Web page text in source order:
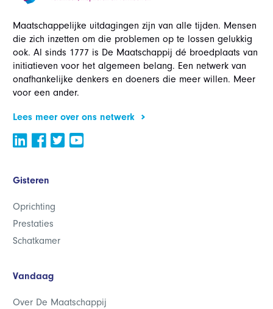
Maatschappelijke uitdagingen zijn van alle tijden. Mensen
die zich inzetten om die problemen op te lossen gelukkig
ook. Al sinds 1777 is De Maatschappij dé broedplaats van
initiatieven voor het algemeen belang. Een netwerk van
onafhankelijke denkers en doeners die meer willen. Meer
voor een ander.
Lees meer over ons netwerk
Gisteren
Oprichting
Prestaties
Schatkamer
Vandaag
Over De Maatschappij